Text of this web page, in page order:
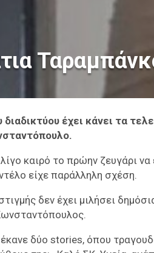
διαδικτύου έχει κάνει τα
καιρό το πρώην ζευγάρι
είχε παράλληλη σχέση.
δεν έχει μιλήσει
δύο stories, όπου